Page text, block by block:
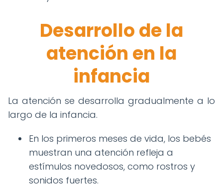
Desarrollo de la
atención en la
infancia
La atención se desarrolla gradualmente a lo
largo de la infancia.
En los primeros meses de vida, los bebés
muestran una atención refleja a
estímulos novedosos, como rostros y
sonidos fuertes.